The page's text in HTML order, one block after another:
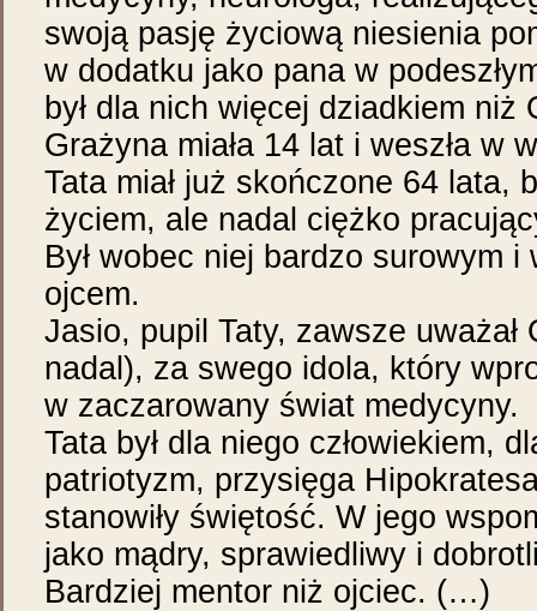
swoją pasję życiową niesienia
w dodatku jako pana w
był dla nich więcej dziadkiem niż
Grażyna miała 14 lat i weszła w
Tata miał już skończone 64 lata,
życiem, ale nadal ciężko
Był wobec niej bardzo surowym i
ojcem.
Jasio, pupil Taty, zawsze uważał
nadal), za swego idola, który
w zaczarowany świat medycyny.
Tata był dla niego człowiekiem,
patriotyzm, przysięga
stanowiły świętość. W jego
jako mądry, sprawiedliwy i
Bardziej mentor niż ojciec. (…)